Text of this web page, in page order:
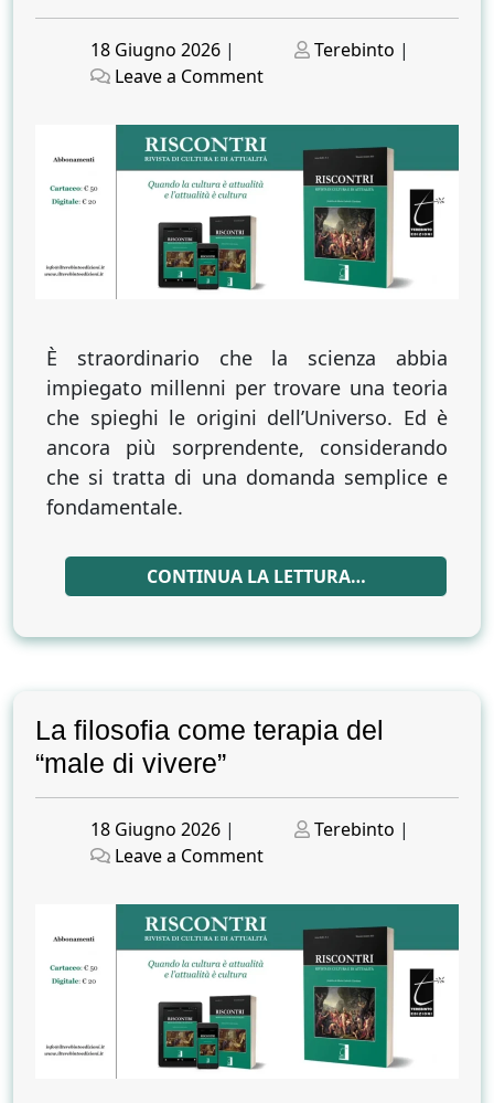
Posted
on
18 Giugno 2026 |
Posted
Terebinto |
Leave a Commenton
racconto
delle
origini
È straordinario che la scienza abbia
impiegato millenni per trovare una teoria
che spieghi le origini dell’Universo. Ed è
ancora più sorprendente, considerando
che si tratta di una domanda semplice e
fondamentale.
CONTINUA LA LETTURA…
La filosofia come terapia del
“male di vivere”
Posted
on
18 Giugno 2026 |
Posted
Terebinto |
Leave a Commenton
filosofia
come
terapia
vivere”